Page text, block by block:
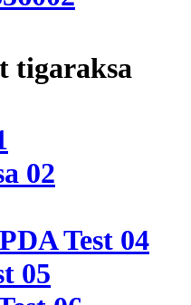
tigaraksa